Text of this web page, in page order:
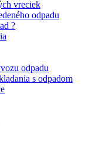
vreciek
odpadu
?
odpadu
s odpadom